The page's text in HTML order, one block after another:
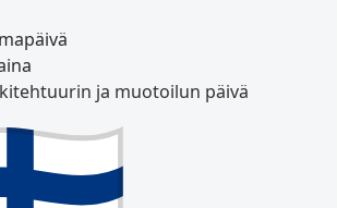
ja muotoilun päivä